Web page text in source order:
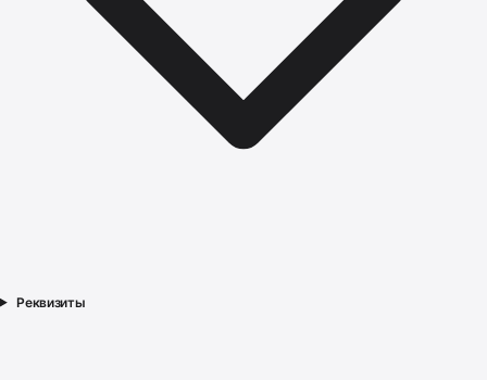
Реквизиты